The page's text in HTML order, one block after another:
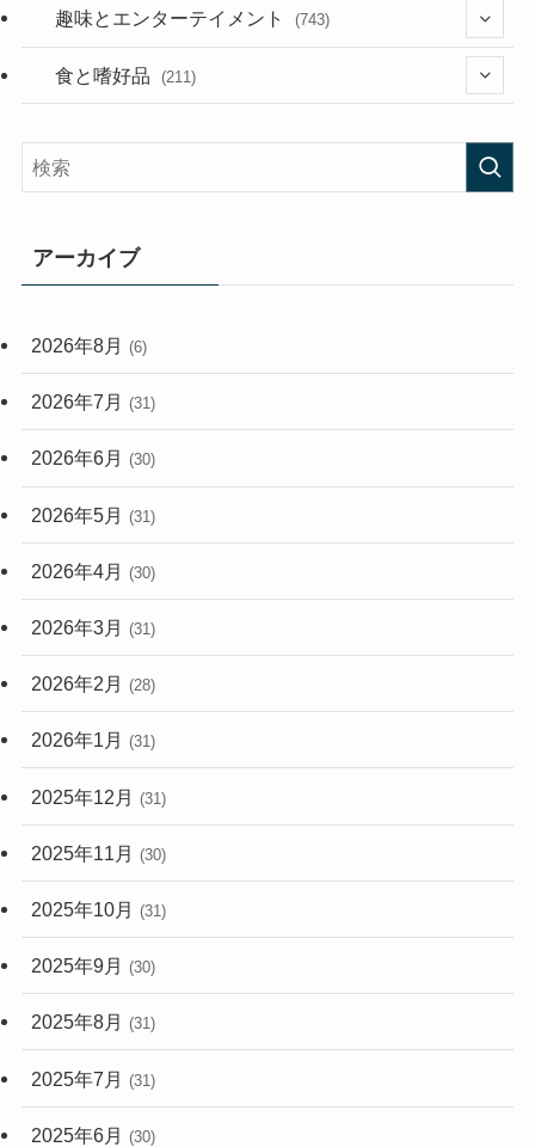
(181)
(394)
(282)
(33)
(248)
趣味とエンターテイメント (743)
(56)
食と嗜好品 (211)
アーカイブ
2026年8月 (6)
2026年7月 (31)
2026年6月 (30)
2026年5月 (31)
2026年4月 (30)
2026年3月 (31)
2026年2月 (28)
2026年1月 (31)
2025年12月 (31)
2025年11月 (30)
2025年10月 (31)
2025年9月 (30)
2025年8月 (31)
2025年7月 (31)
2025年6月 (30)